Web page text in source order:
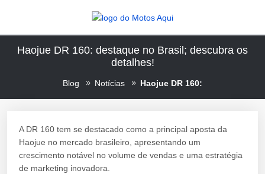
Haojue DR 160: destaque no Brasil; descubra os
detalhes!
Blog Notícias Haojue DR 160:
A DR 160 tem se destacado como a principal aposta da
Haojue no mercado brasileiro, apresentando um
crescimento notável no volume de vendas e uma estratégia
de marketing inovadora.